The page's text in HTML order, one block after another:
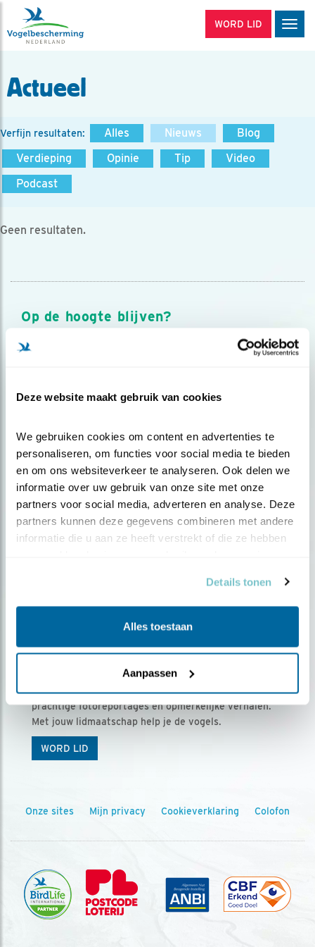
Deze website maakt gebruik van cookies
We gebruiken cookies om content en advertenties te
personaliseren, om functies voor social media te bieden
en om ons websiteverkeer te analyseren. Ook delen we
informatie over uw gebruik van onze site met onze
partners voor social media, adverteren en analyse. Deze
partners kunnen deze gegevens combineren met andere
informatie die u aan ze heeft verstrekt of die ze hebben
Details tonen
Alles toestaan
Aanpassen
WORD LID
Actueel
Verfijn resultaten: Alles Nieuws
Blog
Verdieping
Opinie Tip
Video
Podcast
Geen resultaten.
Op de hoogte blijven?
Meld je aan en ontvang nieuws, inspiratie, acties en tips
over vogels en activiteiten van Vogelbescherming.
Ontvang 5 x Vogels voor € 36,00 per jaar
Vogels is het tijdschrift voor onze leden, met
prachtige fotoreportages en opmerkelijke verhalen.
Met jouw lidmaatschap help je de vogels.
WORD LID
Onze sites Mijn privacy Cookieverklaring Colofon